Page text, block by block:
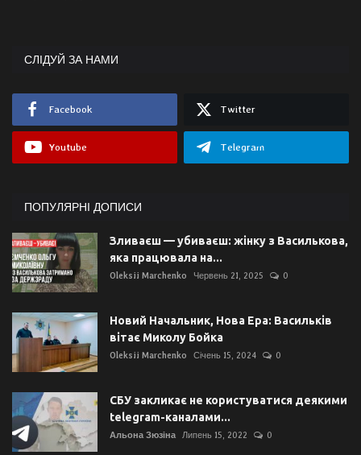
СЛІДУЙ ЗА НАМИ
Facebook Twitter
Youtube Telegram
ПОПУЛЯРНІ ДОПИСИ
Зливаєш — убиваєш: жінку з Василькова,
яка працювала на...
Oleksii Marchenko Червень 21, 2025 0
Новий Начальник, Нова Ера: Васильків
вітає Миколу Бойка
Oleksii Marchenko Січень 15, 2024 0
СБУ закликає не користуватися деякими
telegram-каналами...
Альона Зюзіна Липень 15, 2022 0